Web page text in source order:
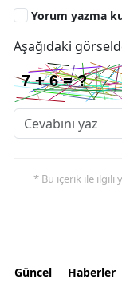
Yorum yazma
Aşağıdaki
* Bu içerik ile ilgili
Güncel Haberler